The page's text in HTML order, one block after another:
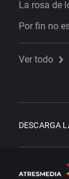
La rosa de
Por fin no
Ver todo
DESCARGA